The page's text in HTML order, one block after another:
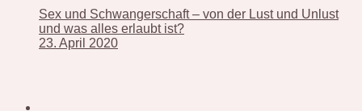
Sex und Schwangerschaft – von der Lust und Unlust
und was alles erlaubt ist?
23. April 2020